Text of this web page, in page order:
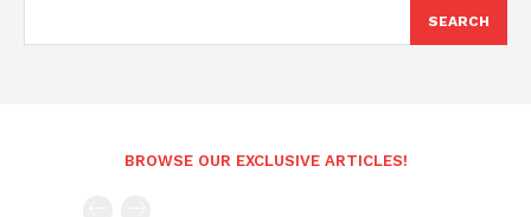
SEARCH
BROWSE OUR EXCLUSIVE ARTICLES!